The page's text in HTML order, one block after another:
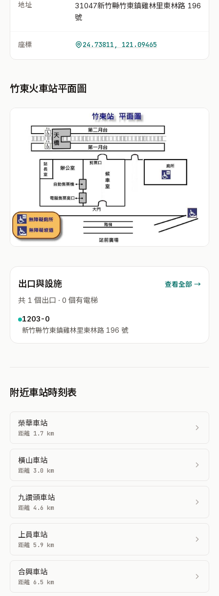
地址
31047新竹縣竹東鎮雞林里東林路 196
號
座標 24.73811, 121.09465
竹東火車站平面圖
出口與設施 查看全部 →
共 1 個出口 · 0 個有電梯
1203-0
新竹縣竹東鎮雞林里東林路 196 號
附近車站時刻表
榮華車站
距離 1.7 km
橫山車站
距離 3.0 km
九讚頭車站
距離 4.6 km
上員車站
距離 5.9 km
合興車站
距離 6.5 km